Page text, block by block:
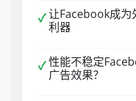
✓让Facebook成为
利器
✓性能不稳定
广告效果？